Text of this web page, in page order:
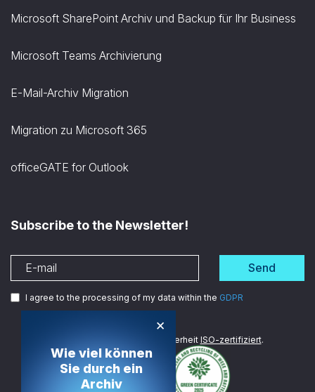
Microsoft SharePoint Archiv und Backup für Ihr Business
Microsoft Teams Archivierung
E-Mail-Archiv Migration
Migration zu Microsoft 365
officeGATE for Outlook
Subscribe to the Newsletter!
Send
I agree to the processing of my data within the GDPR
Wir sind im Bereich Datensicherheit ISO-zertifiziert.
×
Wie viel können
Sie durch ein
Archiv